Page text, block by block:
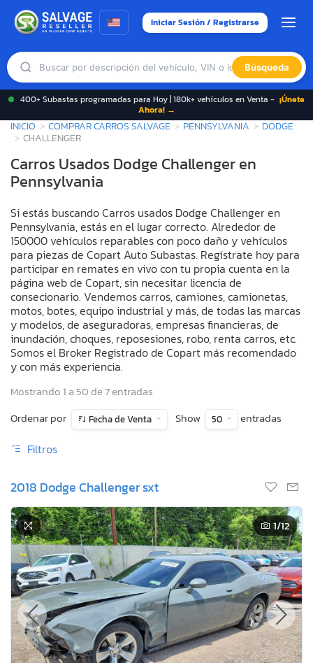
Iniciar Sesión / Registrarse
Búsqueda
400+ Subastas programadas para Hoy | 180k+ vehículos en Venta - ¡Únete
Ahora! →
INICIO COMPRAR CARROS SALVAGE PENNSYLVANIA
DODGE
CHALLENGER
Carros Usados Dodge Challenger en
Pennsylvania
Si estás buscando Carros usados Dodge Challenger en
Pennsylvania, estás en el lugar correcto. Alrededor de
150000 vehículos reparables con poco daño y vehículos
para piezas de Copart Auto Subastas. Regístrate hoy para
participar en remates en vivo con tu propia cuenta en la
página web de Copart, sin necesitar licencia de
consecionario. Vendemos carros, camiones, camionetas,
motos, botes, equipo industrial y más, de todas las marcas
y modelos, de aseguradoras, empresas financieras, de
inundación, choques, reposesiones, robo, renta carros, etc.
Somos el Broker Registrado de Copart más recomendado
y con más experiencia.
Mostrando 1 a 50 de 7 entradas
Ordenar por
Fecha de Venta Show 50 entradas
Filtros
2018 Dodge Challenger sxt
1/12